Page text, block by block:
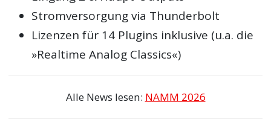
Stromversorgung via Thunderbolt
Lizenzen für 14 Plugins inklusive (u.a. die
»Realtime Analog Classics«)
Alle News lesen: NAMM 2026